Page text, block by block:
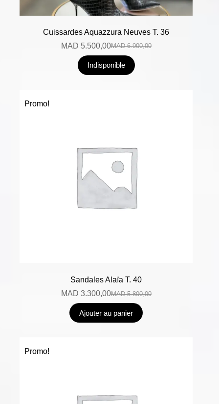
Cuissardes Aquazzura Neuves T. 36
MAD6.900,00
MAD 5.500,00
Indisponible
Promo!
Sandales Alaïa T. 40
MAD5.800,00
MAD 3.300,00
Ajouter au panier
Promo!